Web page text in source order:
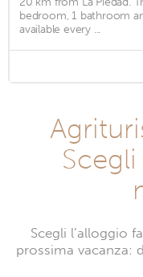
bedroom, 1 bathroom
available every ...
Scegli l’alloggio
prossima vacanza: